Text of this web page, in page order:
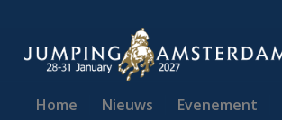
Home Nieuws Evenement